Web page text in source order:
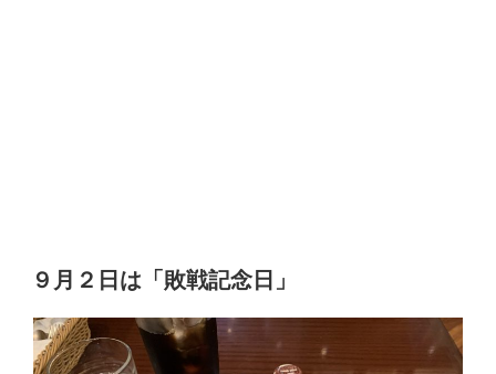
９月２日は「敗戦記念日」